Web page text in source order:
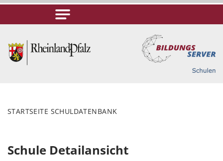
STARTSEITE SCHULDATENBANK
Schule Detailansicht